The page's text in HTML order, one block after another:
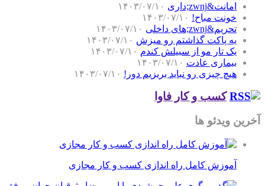
امانت&zwnj;داری
۱۴۰۳/۰۷/۱۰
خونت مباح! ۱۴۰۳/۰۷/۱۰
تحریم&zwnj;های داخلی
۱۴۰۳/۰۷/۱۰
یه پاکت گذاشتم رو میزش ۱۴۰۳/۰۷/۱۰
یک تار مو از سبیلش کندم ۱۴۰۳/۰۷/۱۰
بیماری عادت ۱۴۰۳/۰۷/۱۰
هیچ چیزی رو نباید بریزیم دور! ۱۴۰۳/۰۷/۱۰
کسب و کار فاوا
آخرین ویدئو ها
آموزش کامل راه اندازی کسب و کار مجازی